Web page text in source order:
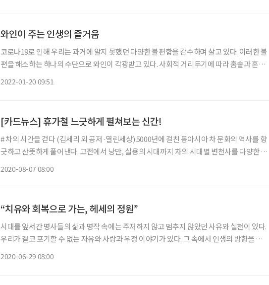
와인이 주는 인생의 즐거움
코로나19로 인해 우리는 과거에 알지 못했던 다양한 불편함을 감수하며 살고 있다. 이러한 불
편을 해소하는 하나의 수단으로 와인이 각광받고 있다. 사회적 거리두기에 따라 홈술과 혼술
2022-01-20 09:51
[카드뉴스] 휴가철 느긋하게 펼쳐보는 신간!
# 차의 시간을 걷다 (김세리 외 공저·열린세상) 5000년에 걸친 동아시아 차 문화의 역사를 향
긋하고 산뜻하게 풀어낸다. 고전에서 낭만, 실용의 시대까지 차의 시대별 변천사를 다양한 문
2020-08-07 08:00
“치유와 회복으로 가는, 헤세의 정원”
시대를 앞서간 명사들의 삶과 명작 속에는 주저하지 않고 멈추지 않았던 사유와 실천이 있다.
우리가 결코 포기할 수 없는 자유와 사랑과 우정 이야기가 있다. 그 속에서 인생의 방향을 생각
2020-06-29 08:00